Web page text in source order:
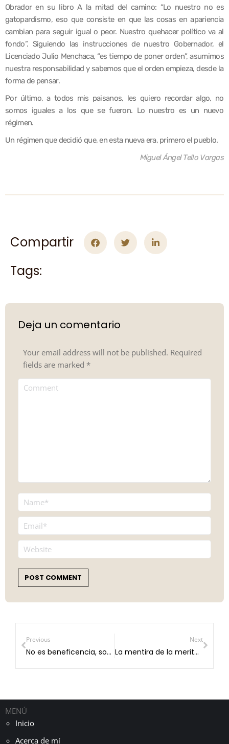
Obrador en su libro A la mitad del camino: “Lo nuestro no es
gatopardismo, eso que consiste en que las cosas en apariencia
cambian para seguir igual o peor. Nuestro quehacer político va al
fondo”. Siguiendo las instrucciones de nuestro Gobernador, el
Licenciado Julio Menchaca, “es tiempo de poner orden”, asumimos
nuestra responsabilidad y sabemos que el orden empieza, desde la
forma de pensar.
Por último, a todos mis paisanos, les quiero recordar algo, no
somos iguales a los que se fueron. Lo nuestro es un nuevo
régimen.
Un régimen que decidió que, en esta nueva era, primero el pueblo.
Miguel Ángel Tello Vargas
Compartir
Tags:
Deja un comentario
Your email address will not be published. Required
fields are marked *
Comment
Name *
Email *
Website
POST COMMENT
Previous
No es beneficencia, son mejores oportunidades
Next
La mentira de la meritocracia
MENÚ
Inicio
Acerca de mí